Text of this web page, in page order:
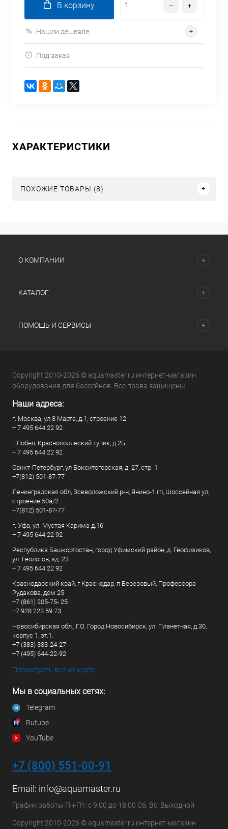
В корзину
Нашли дешевле
Под заказ
ХАРАКТЕРИСТИКИ
ПОХОЖИЕ ТОВАРЫ (8)
О КОМПАНИИ
КАТАЛОГ
ПОМОЩЬ И СЕРВИСЫ
Copyright 2010-2026 © aquamaster.ru интернет-магазин
оборудования для бассейнов. Все права защищены.
Наши адреса:
г. Москва, ул.8 Марта, д.1, строение 12
+ 7 495 644 22 92
г.Лобня, Краснополянский тупик, д.2Б
+ 7 495 644 22 92
Санкт-Петербург, ул Бокситогорская, д. 27, стр. 1
+7(812) 501-87-77
Ленинградская обл, Всеволожский р-н, Янино-1 гп, Шоссейная ул,
строение 50а/2
+7(812) 501-87-77
г. Уфа, ул. Мустая Карима д.16
+ 7 495 644 22 92
Республика Башкортостан, город Уфимский район, д. Геофизиков,
ул. Геологов, зд. 23
+ 7 495 644 22 92
Краснодарский край, г Краснодар, п Березовый, Профессора
Рудакова, дом 25
+7 (861) 205-75- 25
+7 928 223 59 73
Новосибирская обл., Г.О. Город Новосибирск, ул. Планетная, д.30,
корпус 1, эт.1.
+7 (383) 383-24-27
+7 (495) 644-22-92
Посмотреть все на карте
Мы в социальных сетях:
Telegram
Rutube
YouTube
+7 (800) 551-00-91
Email: info@aquamaster.ru
График работы Пн-Пт: с 9:00 до 18:00 Сб, Вс: Выходной
Copyright 2010-2026 © aquamaster.ru интернет-магазин